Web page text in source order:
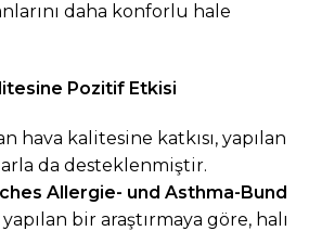
daha konforlu hale
Pozitif Etkisi
hava kalitesine katkısı, yapılan
da desteklenmiştir.
Allergie- und Asthma-Bund
bir araştırmaya göre, halı